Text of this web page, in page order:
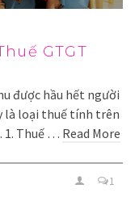
GTGT
được hầu hết người
là loại thuế tính trên
1. Thuế … Read More
1